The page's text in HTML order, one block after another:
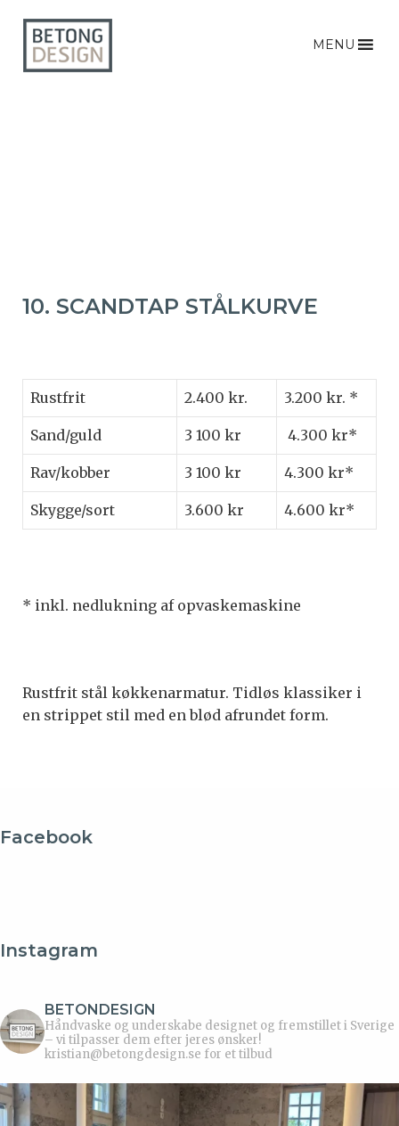
MENU
10. SCANDTAP STÅLKURVE
Rustfrit 2.400 kr. 3.200 kr. *
Sand/guld 3 100 kr 4.300 kr*
Rav/kobber 3 100 kr 4.300 kr*
Skygge/sort 3.600 kr 4.600 kr*
* inkl. nedlukning af opvaskemaskine
Rustfrit stål køkkenarmatur. Tidløs klassiker i
en strippet stil med en blød afrundet form.
Facebook
Instagram
BETONDESIGN
Håndvaske og underskabe designet og fremstillet i Sverige
– vi tilpasser dem efter jeres ønsker!
kristian@betongdesign.se for et tilbud